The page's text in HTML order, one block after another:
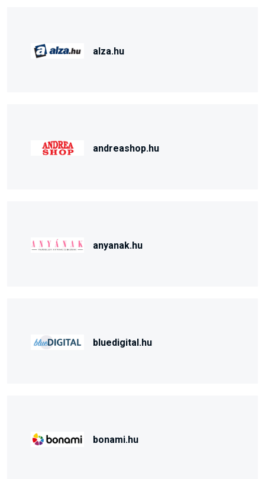
alza.hu
andreashop.hu
anyanak.hu
bluedigital.hu
bonami.hu